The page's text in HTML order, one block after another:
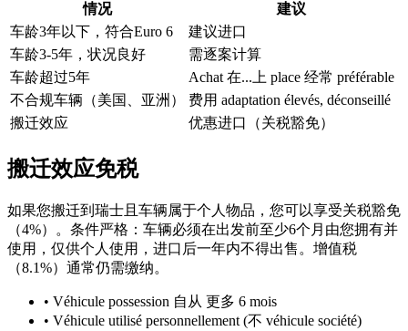
情况
建议
车龄3年以下，符合Euro 6
建议进口
车龄3-5年，状况良好
需逐案计算
车龄超过5年
Achat 在...上 place 经常 préférable
不合规车辆（美国、亚洲）
费用 adaptation élevés, déconseillé
搬迁效应
优惠进口（关税豁免）
搬迁效应免税
如果您搬迁到瑞士且车辆属于个人物品，您可以享受关税豁免
（4%）。条件严格：车辆必须在出发前至少6个月由您拥有并
使用，仅供个人使用，进口后一年内不得出售。增值税
（8.1%）通常仍需缴纳。
• Véhicule possession 自从 更多 6 mois
• Véhicule utilisé personnellement (不 véhicule société)